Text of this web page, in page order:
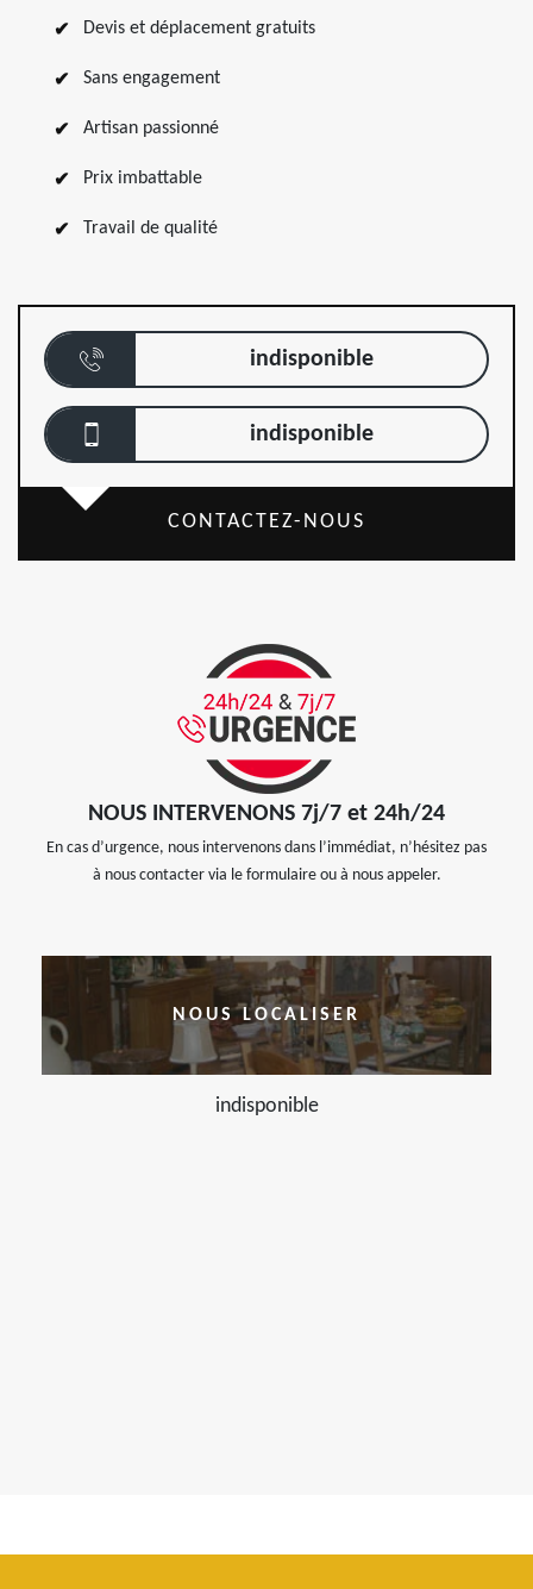
Devis et déplacement gratuits
Sans engagement
Artisan passionné
Prix imbattable
Travail de qualité
indisponible
indisponible
CONTACTEZ-NOUS
NOUS INTERVENONS 7j/7 et 24h/24
En cas d’urgence, nous intervenons dans l’immédiat, n’hésitez pas
à nous contacter via le formulaire ou à nous appeler.
NOUS LOCALISER
indisponible